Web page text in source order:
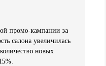
промо-кампании за
салона увеличилась
новых